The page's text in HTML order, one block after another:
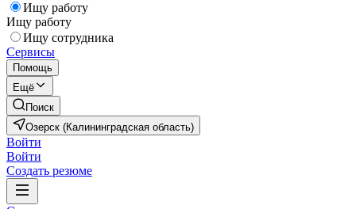
Ищу работу
Ищу работу
Ищу сотрудника
Сервисы
Помощь
Ещё
Поиск
Озерск (Калининградская область)
Войти
Войти
Создать резюме